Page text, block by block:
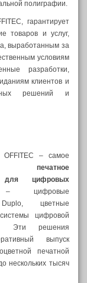
полиграфии.
гарантирует
товаров и услуг,
выработанным за
условиям
разработки,
клиентов и
решений и
OFFITEC – самое
печатное
для цифровых
цветные
цифровой
Эти решения
выпуск
печатной
нескольких тысяч